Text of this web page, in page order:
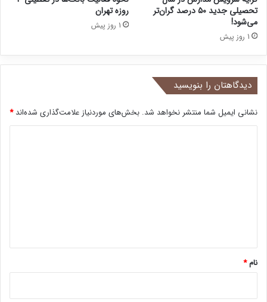
تحصیلی جدید ۵۰ درصد گران‌تر
می‌شود!
1 روز پیش
روزه تهران
1 روز پیش
دیدگاهتان را بنویسید
نشانی ایمیل شما منتشر نخواهد شد. بخش‌های موردنیاز علامت‌گذاری شده‌اند*
نام*